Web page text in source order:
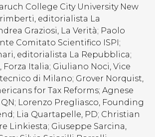
College City University New
editorialista La
Graziosi, La Verità; Paolo
Comitato Scientifico ISPI;
editorialista La Repubblica;
Italia; Giuliano Noci, Vice
di Milano; Grover Norquist,
for Tax Reforms; Agnese
Lorenzo Pregliasco, Founding
Lia Quartapelle, PD; Christian
Linkiesta; Giuseppe Sarcina,